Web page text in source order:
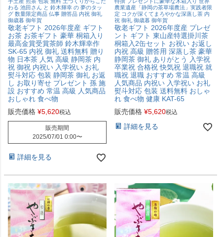
わる 池田さん と 鈴木輝幸 の 夢のタッ
グ 数量限定商品 仏事 贈答品 内祝 御礼
御歳暮 御年賀
敬老ギフト 2026年度産 ギフト
お茶 お茶ギフト 豪華 桐箱入り
最高金賞受賞茶師 鈴木輝幸作
SK-65 内祝 御礼 送料無料 贈り
物 日本茶 人気 高級 静岡茶 内
祝 御祝 内祝い 入学祝い お礼
熨斗対応 包装 静岡茶 御礼 お返
し お取り寄せ プレゼント 孫 施
設 おすすめ 常温 高級 人気商品
おしゃれ 食べ物
販売価格 ¥5,620税込
販売期間
2025/07/01 0:00〜
詳細を見る
農業遺産「静岡の茶草場農法」実践者限
定 コクが深くてまろやかな深蒸し茶 内
祝 御礼 御歳暮 御年賀
敬老ギフト 2026年度産 プレゼ
ント ギフト 東山産特選掛川茶
桐箱入2缶セット お祝い お返し
内祝 高級 贈答用 深蒸し茶 豪華
静岡茶 御礼 ありがとう 入学祝
卒業祝 合格祝 快気祝 退職祝 就
職祝 退職 おすすめ 常温 高級
人気商品 内祝い 入学祝い お礼
熨斗対応 包装 送料無料 おしゃ
れ 食べ物 健康 KAT-65
販売価格 ¥5,620税込
詳細を見る